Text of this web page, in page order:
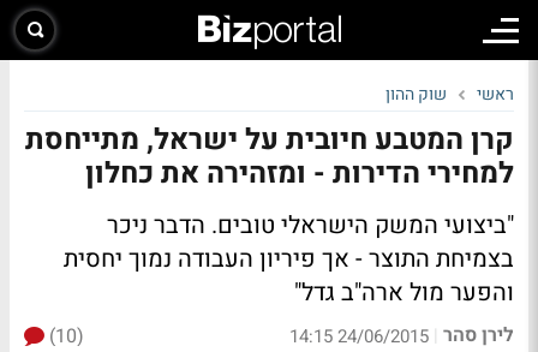
ראשי שוק ההון
קרן המטבע חיובית על ישראל, מתייחסת
למחירי הדירות - ומזהירה את כחלון
"ביצועי המשק הישראלי טובים. הדבר ניכר
בצמיחת התוצר - אך פיריון העבודה נמוך יחסית
והפער מול ארה"ב גדל"
לירן סהר |
24/06/2015 14:15
(10)